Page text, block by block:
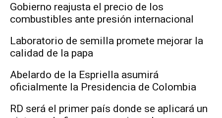
Gobierno reajusta el precio de los
combustibles ante presión internacional
Laboratorio de semilla promete mejorar la
calidad de la papa
Abelardo de la Espriella asumirá
oficialmente la Presidencia de Colombia
RD será el primer país donde se aplicará un